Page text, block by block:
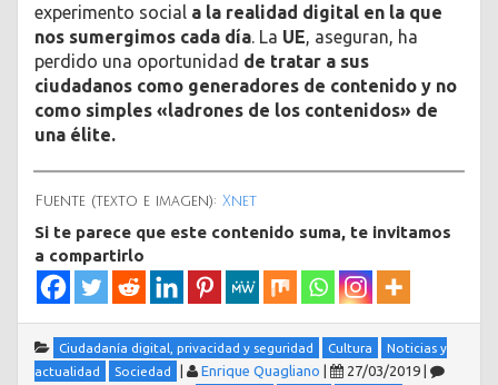
experimento social a la realidad digital en la que
nos sumergimos cada día. La UE, aseguran, ha
perdido una oportunidad de tratar a sus
ciudadanos como generadores de contenido y no
como simples «ladrones de los contenidos» de
una élite.
Fuente (texto e imagen): Xnet
Si te parece que este contenido suma, te invitamos
a compartirlo
Ciudadanía digital, privacidad y seguridad Cultura
Noticias y
actualidad
Sociedad Enrique Quagliano 27/03/2019